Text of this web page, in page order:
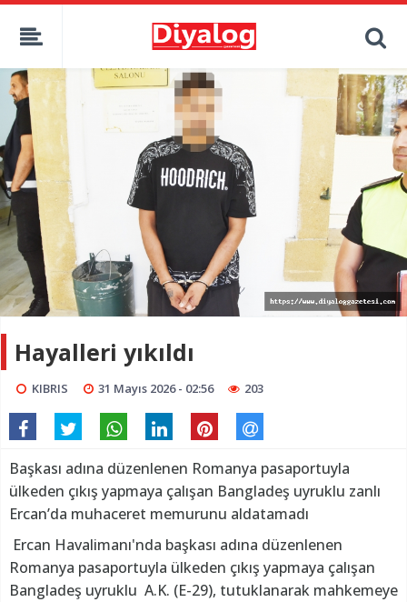
Hayalleri yıkıldı
KIBRIS 31 Mayıs 2026 - 02:56 203
Başkası adına düzenlenen Romanya pasaportuyla
ülkeden çıkış yapmaya çalışan Bangladeş uyruklu zanlı
Ercan’da muhaceret memurunu aldatamadı
Ercan Havalimanı'nda başkası adına düzenlenen
Romanya pasaportuyla ülkeden çıkış yapmaya çalışan
Bangladeş uyruklu A.K. (E-29), tutuklanarak mahkemeye